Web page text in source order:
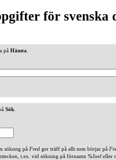
för svenska
på Hämta
Sök
söknng på Fred ger träff på allt som börjar på
t.ex. vid sökning på förnamn %Joel eller